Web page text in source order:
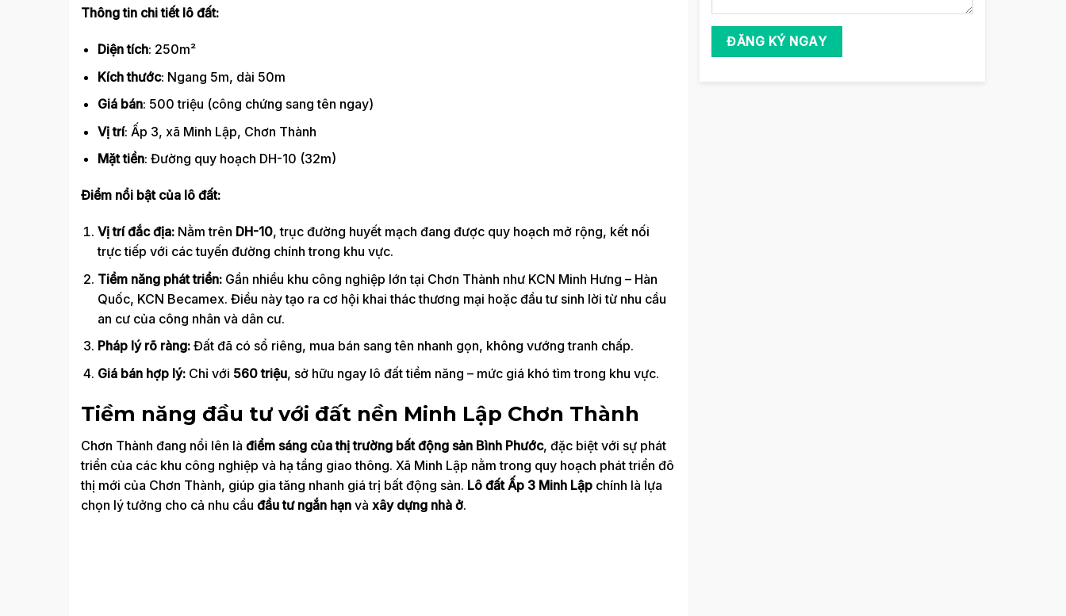
Thông tin chi tiết lô đất:
Diện tích: 250m²
Kích thước: Ngang 5m, dài 50m
Giá bán: 500 triệu (công chứng sang tên ngay)
Vị trí: Ấp 3, xã Minh Lập, Chơn Thành
Mặt tiền: Đường quy hoạch DH-10 (32m)
Điểm nổi bật của lô đất:
Vị trí đắc địa:Nằm trên DH-10, trục đường huyết mạch đang được quy hoạch mở rộng, kết nối
trực tiếp với các tuyến đường chính trong khu vực.
Tiềm năng phát triển:Gần nhiều khu công nghiệp lớn tại Chơn Thành như KCN Minh Hưng – Hàn
Quốc, KCN Becamex. Điều này tạo ra cơ hội khai thác thương mại hoặc đầu tư sinh lời từ nhu cầu
an cư của công nhân và dân cư.
Pháp lý rõ ràng:Đất đã có sổ riêng, mua bán sang tên nhanh gọn, không vướng tranh chấp.
Giá bán hợp lý:Chỉ với 560 triệu, sở hữu ngay lô đất tiềm năng – mức giá khó tìm trong khu vực.
Tiềm năng đầu tư với đất nền Minh Lập Chơn Thành
Chơn Thành đang nổi lên là điểm sáng của thị trường bất động sản Bình Phước, đặc biệt với sự phát
triển của các khu công nghiệp và hạ tầng giao thông. Xã Minh Lập nằm trong quy hoạch phát triển đô
thị mới của Chơn Thành, giúp gia tăng nhanh giá trị bất động sản. Lô đất Ấp 3 Minh Lập chính là lựa
chọn lý tưởng cho cả nhu cầu đầu tư ngắn hạn và xây dựng nhà ở.